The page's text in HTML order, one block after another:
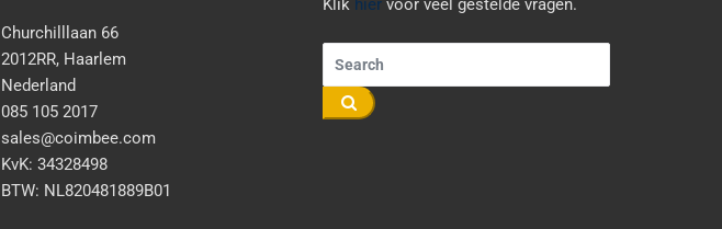
Churchilllaan 66
2012RR, Haarlem
Nederland
085 105 2017
sales@coimbee.com
KvK: 34328498
BTW: NL820481889B01
Klik hiervoor veel gestelde vragen.